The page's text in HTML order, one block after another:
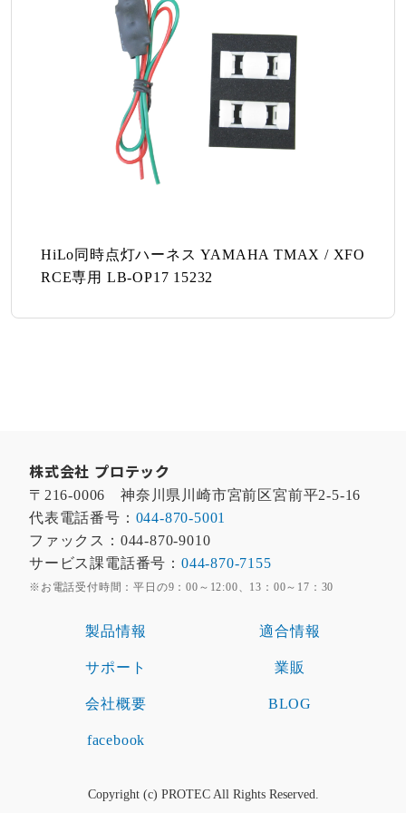
HiLo同時点灯ハーネス YAMAHA TMAX / XFO
RCE専用 LB-OP17 15232
株式会社 プロテック
〒216-0006 神奈川県川崎市宮前区宮前平2-5-16
代表電話番号： 044-870-5001
ファックス：044-870-9010
サービス課電話番号： 044-870-7155
※お電話受付時間：平日の9：00～12:00、13：00～17：30
製品情報 適合情報
サポート 業販
会社概要 BLOG
facebook
Copyright (c) PROTEC All Rights Reserved.